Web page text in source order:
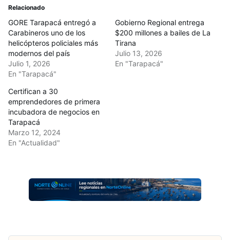
Relacionado
GORE Tarapacá entregó a
Carabineros uno de los
helicópteros policiales más
modernos del país
Julio 1, 2026
En "Tarapacá"
Gobierno Regional entrega
$200 millones a bailes de La
Tirana
Julio 13, 2026
En "Tarapacá"
Certifican a 30
emprendedores de primera
incubadora de negocios en
Tarapacá
Marzo 12, 2024
En "Actualidad"